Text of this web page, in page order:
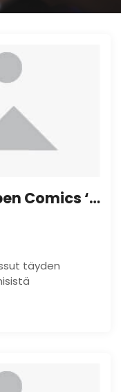
Juhli FCBD 2018: lla Aspen Comics ‘Worlds of Aspen 2018
täyden